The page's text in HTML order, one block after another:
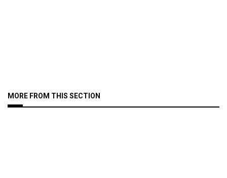
MORE FROM THIS SECTION